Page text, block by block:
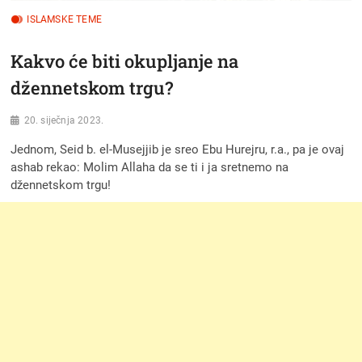
ISLAMSKE TEME
Kakvo će biti okupljanje na
džennetskom trgu?
20. siječnja 2023.
Jednom, Seid b. el-Musejjib je sreo Ebu Hurejru, r.a., pa je ovaj
ashab rekao: Molim Allaha da se ti i ja sretnemo na
džennetskom trgu!